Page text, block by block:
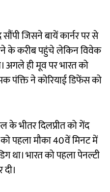
जिसने बायें कार्नर पर से
के करीब पहुंचे लेकिन विवेक
अगले ही मूव पर भारत को
पंक्ति ने कोरियाई डिफेंस को
के भीतर दिलप्रीत को गेंद
पहला मौका 40वें मिनट में
था। भारत को पहला पेनल्टी